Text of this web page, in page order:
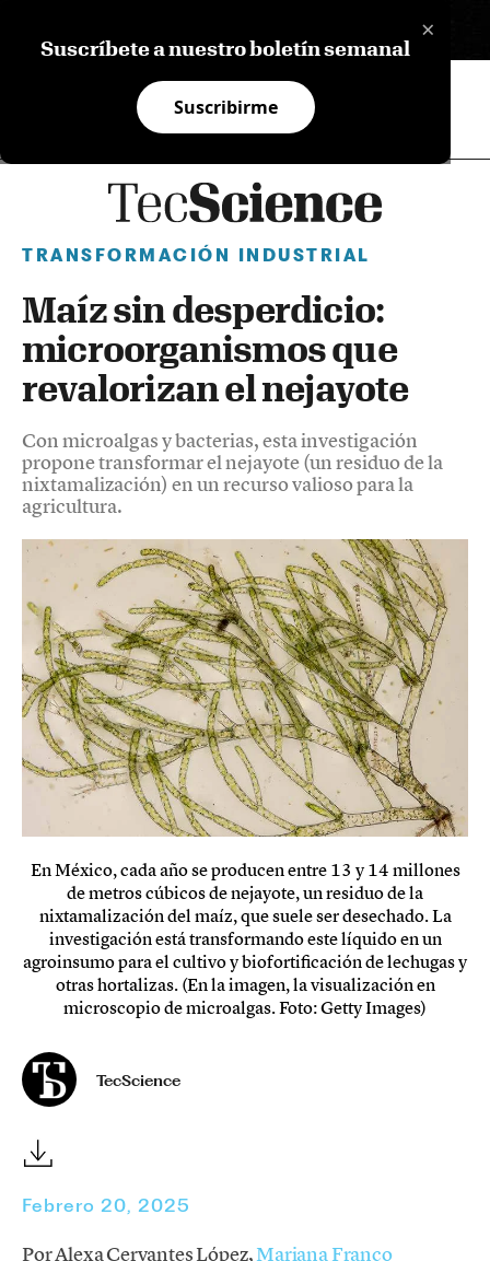
×
Suscríbete a nuestro boletín semanal
Suscribirme
TRANSFORMACIÓN INDUSTRIAL
Maíz sin desperdicio:
microorganismos que
revalorizan el nejayote
Con microalgas y bacterias, esta investigación
propone transformar el nejayote (un residuo de la
nixtamalización) en un recurso valioso para la
agricultura.
En México, cada año se producen entre 13 y 14 millones
de metros cúbicos de nejayote, un residuo de la
nixtamalización del maíz, que suele ser desechado. La
investigación está transformando este líquido en un
agroinsumo para el cultivo y biofortificación de lechugas y
otras hortalizas. (En la imagen, la visualización en
microscopio de microalgas. Foto: Getty Images)
TecScience
Febrero 20, 2025
Por Alexa Cervantes López,Mariana Franco